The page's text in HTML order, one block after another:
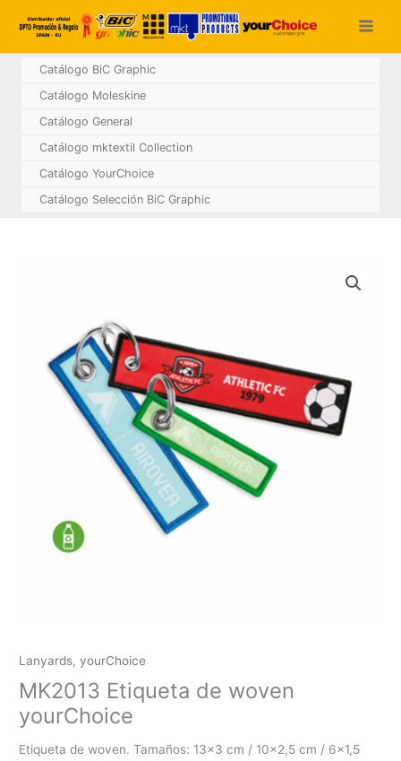
Catálogo BiC Graphic
Catálogo Moleskine
Catálogo General
Catálogo mktextil Collection
Catálogo YourChoice
Catálogo Selección BiC Graphic
Lanyards,yourChoice
MK2013 Etiqueta de woven
yourChoice
Etiqueta de woven. Tamaños: 13×3 cm / 10×2,5 cm / 6×1,5